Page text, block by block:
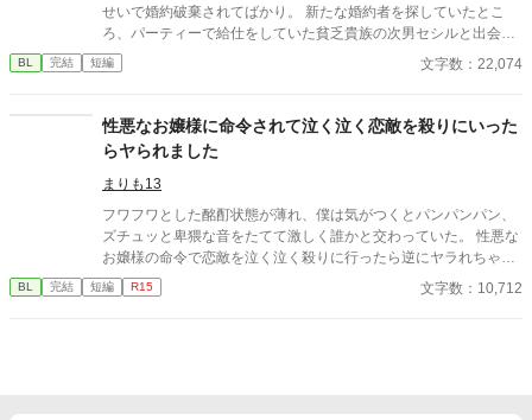
せいで婚約破棄されてばかり。 新たな婚約者を探していたとこ
ろ、パーティーで給仕をしていた貧乏貴族の次男セシルと出会
い、一目惚れしてしまう。 しかし、恋愛偏差値がほぼ０のオーデ
ィスのアプローチは空回りするわ、前婚約者のフランチェスカの
徹だったはずなのに溺愛まっしぐらのオーディスと元気だけどお
っちょこちょいなセシルのドタバタラブコメです。
BL 完結 短編 文字数：22,074
性悪なお嬢様に命令されて泣く泣く恋敵を殺りにいった
らヤられました
まりも13
フワフワとした酩酊状態が薄れ、僕は気がつくとパンパンパン、
ズチュッと卑猥な音をたてて激しく誰かと交わっていた。 性悪な
お嬢様の命令で恋敵を泣く泣く殺りに行ったら逆にヤラれちゃっ
た、ちょっとアホな子の話です。 （ムーンライトノベルにも掲載
しています）
BL 完結 短編 R15 文字数：10,712